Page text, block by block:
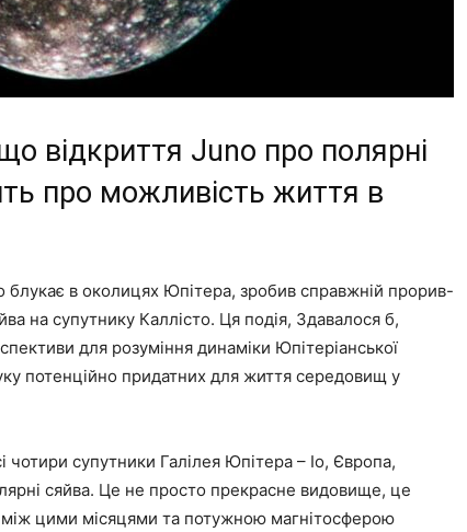
відкриття Juno про полярні
про можливість життя в
в околицях Юпітера, зробив справжній прорив-
на супутнику Каллісто. Ця подія, Здавалося б,
для розуміння динаміки Юпітеріанської
потенційно придатних для життя середовищ у
супутники Галілея Юпітера – Іо, Європа,
сяйва. Це не просто прекрасне видовище, це
між цими місяцями та потужною магнітосферою